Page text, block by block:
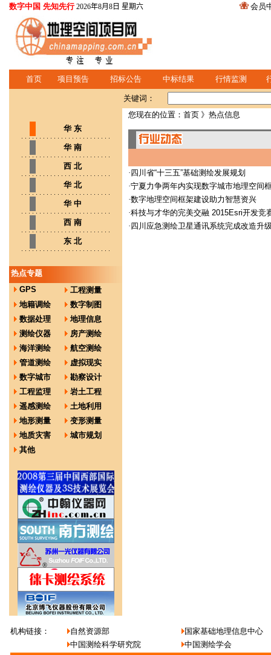
数字中国 先知先行 2026年8月8日 星期六 会员
首页 项目预告 招标公告 中标结果 行情监测
关键词：
华 东
华 南
西 北
华 北
华 中
西 南
东 北
热点专题
GPS
工程测量
地籍调绘
数字制图
数据处理
地理信息
测绘仪器
房产测绘
海洋测绘
航空测绘
管道测绘
虚拟现实
数字城市
勘察设计
工程监理
岩土工程
遥感测绘
土地利用
地形测量
变形测量
地质灾害
城市规划
其他
您现在的位置： 首页 》热点信息
·四川省“十三五”基础测绘发展规划
·宁夏力争两年内实现数字城市地理空间
·数字地理空间框架建设助力智慧资兴
·科技与才华的完美交融 2015Esri开发竞
·四川应急测绘卫星通讯系统完成改造升
机构链接： 自然资源部
国家基础地理信息中心
中国测绘科学研究院
中国测绘学会